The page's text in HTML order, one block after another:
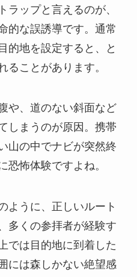
ラップと言えるのが、
的な誤誘導です。通常
的地を設定すると、と
ることがあります。
や、道のない斜面など
しまうのが原因。携帯
山の中でナビが突然終
恐怖体験ですよね。
ように、正しいルート
多くの参拝者が経験す
では目的地に到着した
には森しかない絶望感